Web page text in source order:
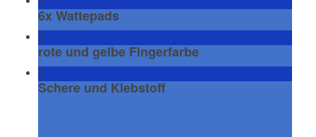
6x Wattepads
rote und gelbe Fingerfarbe
Schere und Klebstoff